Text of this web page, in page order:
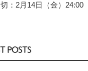
：2月14日（金）24:00
POSTS